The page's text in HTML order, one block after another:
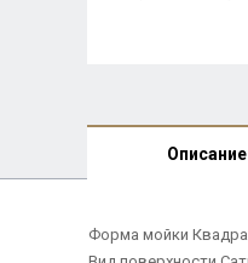
Описание
Форма мойки